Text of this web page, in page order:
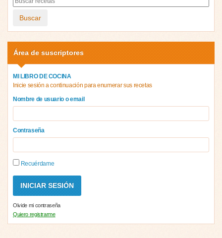
Buscar
Área de suscriptores
MI LIBRO DE COCINA
Inicie sesión a continuación para enumerar sus recetas
Nombre de usuario o email
Contraseña
Recuérdame
Olvide mi contraseña
Quiero registrarme